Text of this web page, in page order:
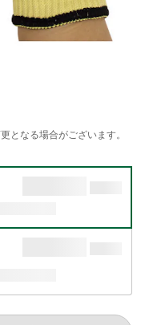
となる場合がございます。